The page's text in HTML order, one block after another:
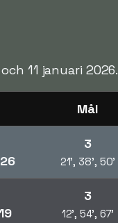
11 januari 2026.
Mål
3
21', 38', 50'
3
12', 54', 67'